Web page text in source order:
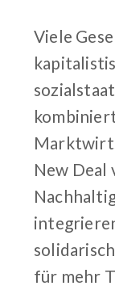
Viele
New Deal
für mehr